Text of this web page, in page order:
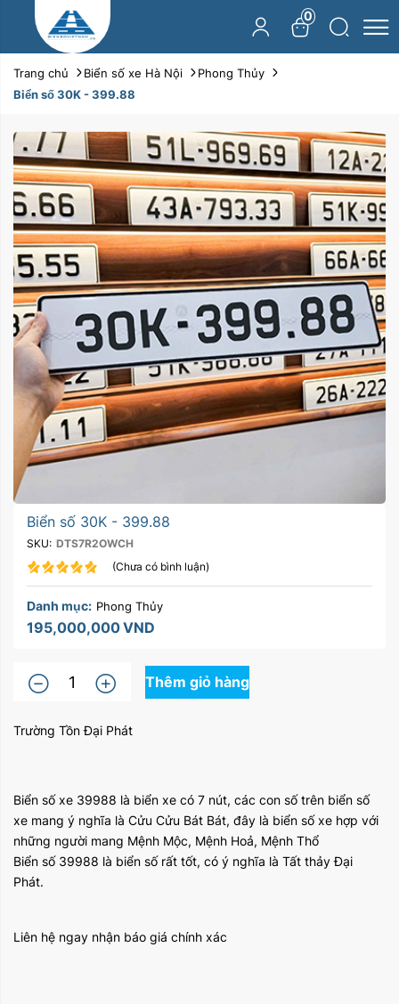
0
Trang chủ Biển số xe Hà Nội
Phong Thủy
Biển số 30K - 399.88
Biển số 30K - 399.88
SKU: DTS7R2OWCH
(Chưa có bình luận)
Danh mục: Phong Thủy
195,000,000VND
Thêm giỏ hàng
Trường Tồn Đại Phát
Biển số xe 39988 là biển xe có 7 nút, các con số trên biển số
xe mang ý nghĩa là Cửu Cửu Bát Bát, đây là biển số xe hợp với
những người mang Mệnh Mộc, Mệnh Hoả, Mệnh Thổ
Biển số 39988 là biển số rất tốt, có ý nghĩa là Tất thảy Đại
Phát.
Liên hệ ngay nhận báo giá chính xác